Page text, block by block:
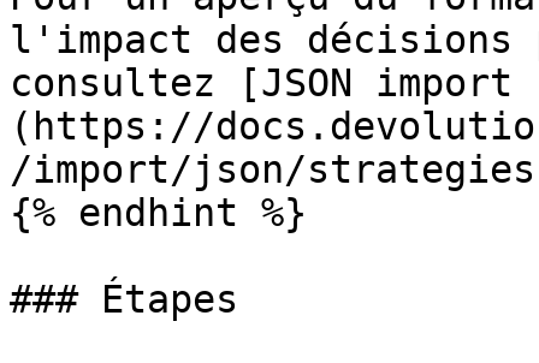
l'impact des
consultez [JSON
(https://
/import/json/
{% endhint %}
### Étapes